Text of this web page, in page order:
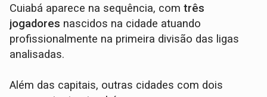
Cuiabá aparece na sequência, comtrês
jogadores nascidos na cidade atuando
profissionalmente na primeira divisão das ligas
analisadas.
Além das capitais, outras cidades com dois